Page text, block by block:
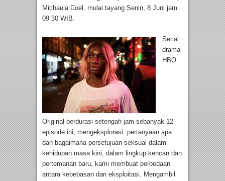
Michaela Coel, mulai tayang Senin, 8 Juni jam
09.30 WIB.
Serial
drama
HBO
Original berdurasi setengah jam sebanyak 12
episode ini, mengeksplorasi pertanyaan apa
dan bagaimana persetujuan seksual dalam
kehidupan masa kini, dalam lingkup kencan dan
pertemanan baru, kami membuat perbedaan
antara kebebasan dan eksploitasi. Mengambil